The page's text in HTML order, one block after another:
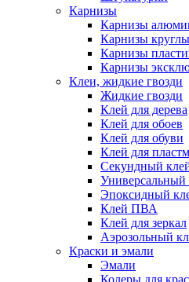
Карнизы
Карнизы
Карнизы
Карнизы
Карнизы
Клеи, жидкие гвозди
Жидкие гвозди
Клей для дерева
Клей для обоев
Клей для обуви
Клей для
Секундный
Универсальный
Эпоксидный
Клей ПВА
Клей для зеркал
Аэрозольный
Краски и эмали
Эмали
Колеры для